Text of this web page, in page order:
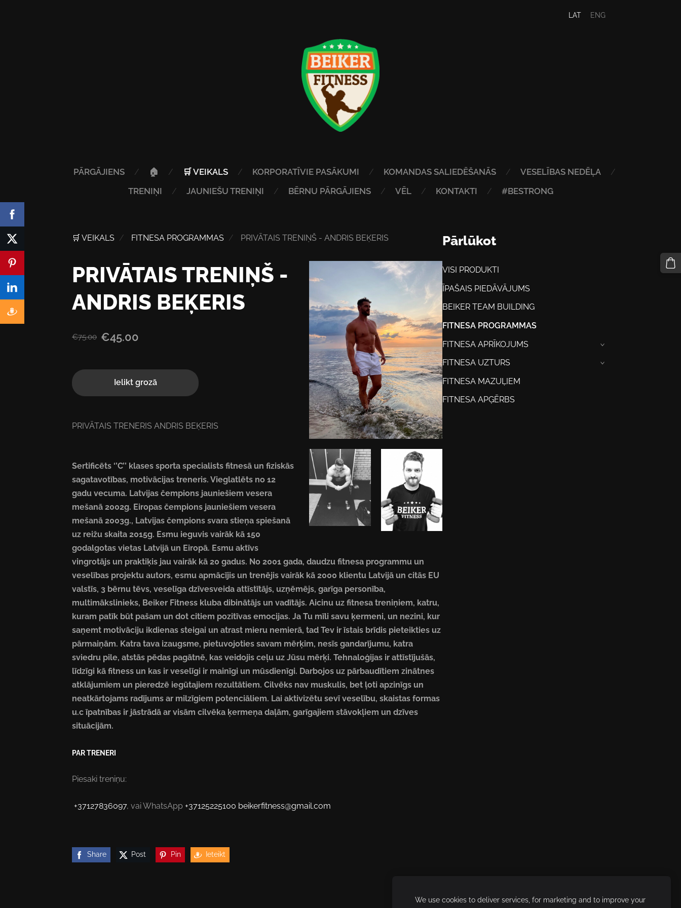
PĀRGĀJIENS 🏠 🛒 VEIKALS KORPORATĪVIE PASĀKUMI KOMANDAS SALIEDĒŠANĀS
VESELĪBAS NEDĒĻA
TRENIŅI
JAUNIEŠU TRENIŅI BĒRNU PĀRGĀJIENS VĒL KONTAKTI #BESTRONG
LAT ENG
Pārlūkot
VISI PRODUKTI
ĪPAŠAIS PIEDĀVĀJUMS
BEIKER TEAM BUILDING
FITNESA PROGRAMMAS
FITNESA APRĪKOJUMS
›
FITNESA UZTURS ›
FITNESA MAZUĻIEM
FITNESA APĢĒRBS
🛒 VEIKALS FITNESA PROGRAMMAS PRIVĀTAIS TRENIŅŠ - ANDRIS BEĶERIS
PRIVĀTAIS TRENIŅŠ -
ANDRIS BEĶERIS
€75.00 €45.00
Ielikt grozā
PRIVĀTAIS TRENERIS ANDRIS BEĶERIS
Sertificēts ‘’C’’ klases sporta specialists fitnesā un fiziskās
sagatavotības, motivācijas treneris. Vieglatlēts no 12
gadu vecuma. Latvijas čempions jauniešiem vesera
mešanā 2002g. Eiropas čempions jauniešiem vesera
mešanā 2003g., Latvijas čempions svara stieņa spiešanā
uz reižu skaita 2015g. Esmu ieguvis vairāk kā 150
godalgotas vietas Latvijā un Eiropā. Esmu aktīvs
vingrotājs un praktiķis jau vairāk kā 20 gadus. No 2001 gada, daudzu fitnesa programmu un
veselības projektu autors, esmu apmācījis un trenējis vairāk kā 2000 klientu Latvijā un citās EU
valstīs, 3 bērnu tēvs, veselīga dzīvesveida attīstītājs, uzņēmējs, garīga personība,
multimākslinieks, Beiker Fitness kluba dibinātājs un vadītājs. Aicinu uz fitnesa treniņiem, katru,
kuram patīk būt pašam un dot citiem pozitīvas emocijas. Ja Tu mīli savu ķermeni, un nezini, kur
saņemt motivāciju ikdienas steigai un atrast mieru nemierā, tad Tev ir īstais brīdis pieteikties uz
pārmaiņām. Katra tava izaugsme, pietuvojoties savam mērķim, nesīs gandarījumu, katra
sviedru pile, atstās pēdas pagātnē, kas veidojis ceļu uz Jūsu mērķi. Tehnaloģijas ir attīstījušās,
līdzīgi kā fitness un kas ir veselīgi ir mainīgi un mūsdienīgi. Darbojos uz pārbaudītiem zinātnes
atklājumiem un pieredzē iegūtajiem rezultātiem. Cilvēks nav muskulis, bet ļoti apzinīgs un
neatkārtojams radījums ar milzīgiem potenciāliem. Lai aktivizētu sevī veselību, skaistas formas
u.c īpatnības ir jāstrādā ar visām cilvēka ķermeņa daļām, garīgajiem stāvokļiem un dzīves
situācijām.
PAR TRENERI
Piesaki treniņu:
+37127836097, vai WhatsApp +37125225100 beikerfitness@gmail.com
Share Post Pin Ieteikt
We use cookies to deliver services, for marketing and to improve your